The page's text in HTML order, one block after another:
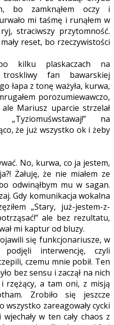
bo zamknąłem oczy i
mi taśmę i runąłem w
straciwszy przytomność.
reset, bo rzeczywistości
kilku plaskaczach na
fan bawarskiej
łapa z tonę ważyła, kurwa,
porozumiewawczo,
Mariusz uparcie strzelał
na
że już wszystko ok i żeby
No, kurwa, co ja jestem,
Żałuję, że nie miałem ze
odwinąłbym mu w sagan.
Gdy komunikacja wokalna
„Stary, już-jestem-z-
ale bez rezultatu,
mi kaptur od bluzy.
się funkcjonariusze, w
interwencję, czyli
czemu mnie pobił. Ten
bez sensu i zaczął na nich
rzężący, a tam oni, z misją
Zrobiło się jeszcze
wszystko zareagowały cycki
w ten cały chaos z